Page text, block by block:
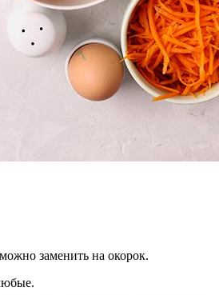
заменить на окорок.